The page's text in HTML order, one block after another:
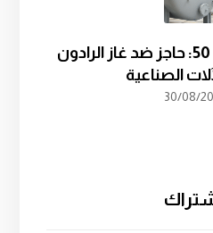
رايستون سبراي دي 50: حاجز ضد غاز الرادون
الصناعية
30/08/